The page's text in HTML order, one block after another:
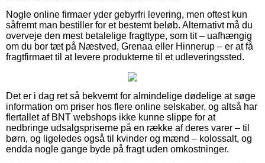
Nogle online firmaer yder gebyrfri levering, men oftest kun
såfremt man bestiller for et bestemt beløb. Alternativt må du
overveje den mest betalelige fragttype, som tit – uafhængig
om du bor tæt på Næstved, Grenaa eller Hinnerup – er at få
fragtfirmaet til at levere produkterne til et udleveringssted.
Det er i dag ret så bekvemt for almindelige dødelige at søge
information om priser hos flere online selskaber, og altså har
flertallet af BNT webshops ikke kunne slippe for at
nedbringe udsalgspriserne på en række af deres varer – til
børn, og ligeledes også til kvinder og mænd – kolossalt, og
endda nogle gange byde på fragt uden omkostninger.